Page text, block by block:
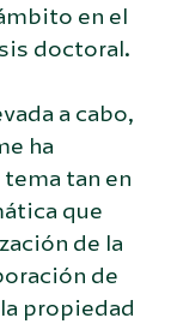
en el
doctoral.
a cabo,
ha
tan en
que
de la
de
propiedad